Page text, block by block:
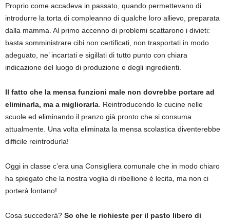
Proprio come accadeva in passato, quando permettevano di
introdurre la torta di compleanno di qualche loro allievo, preparata
dalla mamma. Al primo accenno di problemi scattarono i divieti:
basta somministrare cibi non certificati, non trasportati in modo
adeguato, ne’ incartati e sigillati di tutto punto con chiara
indicazione del luogo di produzione e degli ingredienti.
Il fatto che la mensa funzioni male non dovrebbe portare ad
eliminarla, ma a migliorarla . Reintroducendo le cucine nelle
scuole ed eliminando il pranzo già pronto che si consuma
attualmente. Una volta eliminata la mensa scolastica diventerebbe
difficile reintrodurla!
Oggi in classe c’era una Consigliera comunale che in modo chiaro
ha spiegato che la nostra voglia di ribellione è lecita, ma non ci
porterà lontano!
Cosa succederà? So che le richieste per il pasto libero di